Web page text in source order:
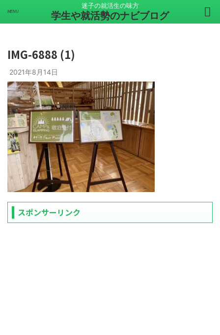
迷子の就活生の味方
学生や就活勢のナビブログ
IMG-6888 (1)
2021年8月14日
スポンサーリンク